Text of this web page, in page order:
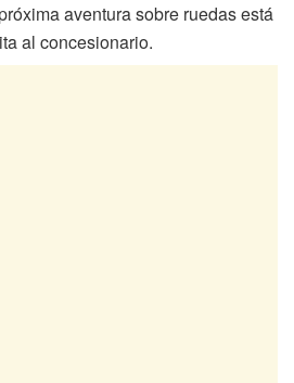
aventura sobre ruedas está
al concesionario.